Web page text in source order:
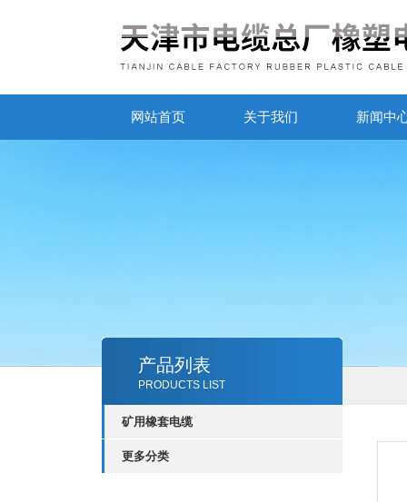
网站首页 关于我们 新闻中
产品列表
PRODUCTS LIST
矿用橡套电缆
更多分类